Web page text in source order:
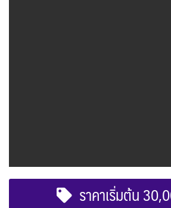
ราคาเริ่มต้น